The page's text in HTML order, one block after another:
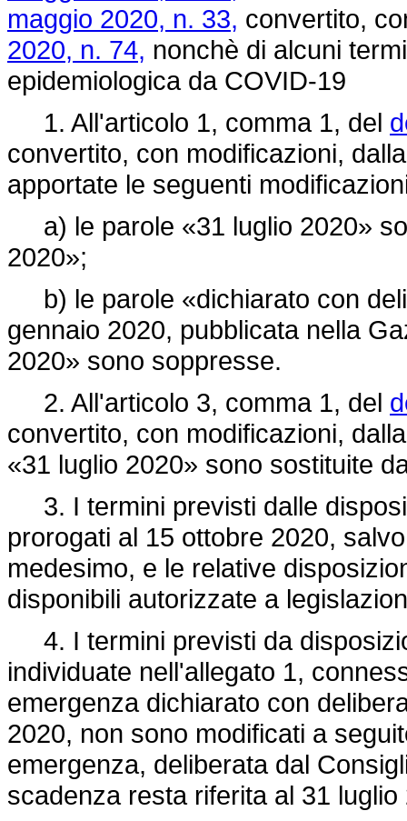
maggio 2020, n. 33, convertito,
2020, n. 74, nonchè di alcuni
epidemiologica da COVID-19
1. All'articolo 1, comma 1, del
convertito, con modificazioni,
apportate le seguenti
a) le parole «31 luglio 2020»
2020»;
b) le parole «dichiarato con
gennaio 2020, pubblicata nella
2020» sono soppresse.
2. All'articolo 3, comma 1, del
convertito, con modificazioni,
«31 luglio 2020» sono sostituite
3. I termini previsti dalle
prorogati al 15 ottobre 2020,
medesimo, e le relative
disponibili autorizzate a
4. I termini previsti da
individuate nell'allegato 1,
emergenza dichiarato con
2020, non sono modificati a
emergenza, deliberata dal
scadenza resta riferita al 31 luglio